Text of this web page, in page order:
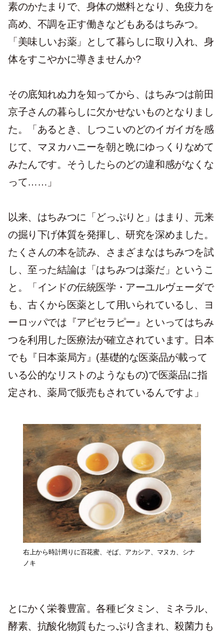
素のかたまりで、身体の燃料となり、免疫力を
高め、不調を正す働きなどもあるはちみつ。
「美味しいお薬」として暮らしに取り入れ、身
体をすこやかに導きませんか?
その底知れぬ力を知ってから、はちみつは前田
京子さんの暮らしに欠かせないものとなりまし
た。「あるとき、しつこいのどのイガイガを感
じて、マヌカハニーを朝と晩にゆっくりなめて
みたんです。そうしたらのどの違和感がなくな
って……」
以来、はちみつに「どっぷりと」はまり、元来
の掘り下げ体質を発揮し、研究を深めました。
たくさんの本を読み、さまざまなはちみつを試
し、至った結論は「はちみつは薬だ」というこ
と。「インドの伝統医学・アーユルヴェーダで
も、古くから医薬として用いられているし、ヨ
ーロッパでは『アピセラピー』といってはちみ
つを利用した医療法が確立されています。日本
でも『日本薬局方』(基礎的な医薬品が載って
いる公的なリストのようなもの)で医薬品に指
定され、薬局で販売もされているんですよ」
右上から時計周りに百花蜜、そば、アカシア、マヌカ、シナ
ノキ
とにかく栄養豊富。各種ビタミン、ミネラル、
酵素、抗酸化物質もたっぷり含まれ、殺菌力も